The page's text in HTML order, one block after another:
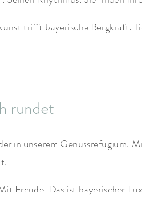
trifft bayerische Bergkraft.
rundet
in unserem Genussrefugium.
Freude. Das ist bayerischer